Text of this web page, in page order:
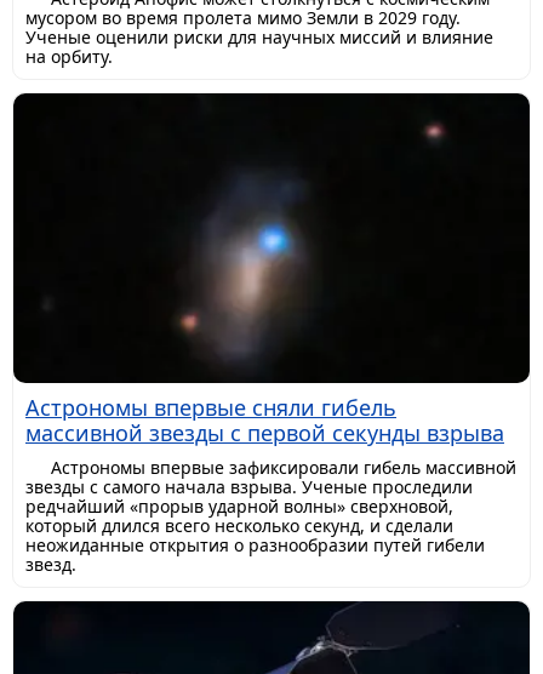
мусором во время пролета мимо Земли в 2029 году.
Ученые оценили риски для научных миссий и влияние
на орбиту.
Астрономы впервые сняли гибель
массивной звезды с первой секунды взрыва
Астрономы впервые зафиксировали гибель массивной
звезды с самого начала взрыва. Ученые проследили
редчайший «прорыв ударной волны» сверхновой,
который длился всего несколько секунд, и сделали
неожиданные открытия о разнообразии путей гибели
звезд.